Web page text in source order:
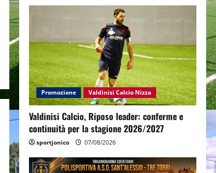
Promozione Valdinisi Calcio Nizza
Valdinisi Calcio, Riposo leader: conferme e
continuità per la stagione 2026/2027
sportjonico 07/08/2026